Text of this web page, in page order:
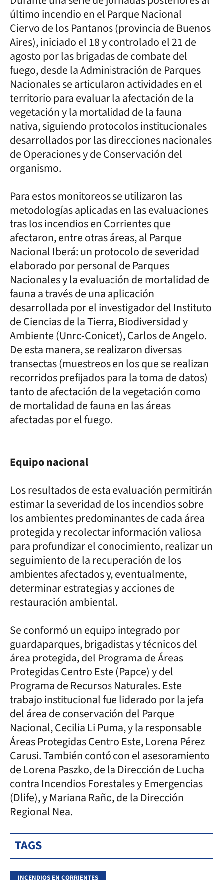
último incendio en el Parque Nacional
Ciervo de los Pantanos (provincia de Buenos
Aires), iniciado el 18 y controlado el 21 de
agosto por las brigadas de combate del
fuego, desde la Administración de Parques
Nacionales se articularon actividades en el
territorio para evaluar la afectación de la
vegetación y la mortalidad de la fauna
nativa, siguiendo protocolos institucionales
desarrollados por las direcciones nacionales
de Operaciones y de Conservación del
organismo.
Para estos monitoreos se utilizaron las
metodologías aplicadas en las evaluaciones
tras los incendios en Corrientes que
afectaron, entre otras áreas, al Parque
Nacional Iberá: un protocolo de severidad
elaborado por personal de Parques
Nacionales y la evaluación de mortalidad de
fauna a través de una aplicación
desarrollada por el investigador del Instituto
de Ciencias de la Tierra, Biodiversidad y
Ambiente (Unrc-Conicet), Carlos de Angelo.
De esta manera, se realizaron diversas
transectas (muestreos en los que se realizan
recorridos prefijados para la toma de datos)
tanto de afectación de la vegetación como
de mortalidad de fauna en las áreas
afectadas por el fuego.
Equipo nacional
Los resultados de esta evaluación permitirán
estimar la severidad de los incendios sobre
los ambientes predominantes de cada área
protegida y recolectar información valiosa
para profundizar el conocimiento, realizar un
seguimiento de la recuperación de los
ambientes afectados y, eventualmente,
determinar estrategias y acciones de
restauración ambiental.
Se conformó un equipo integrado por
guardaparques, brigadistas y técnicos del
área protegida, del Programa de Áreas
Protegidas Centro Este (Papce) y del
Programa de Recursos Naturales. Este
trabajo institucional fue liderado por la jefa
del área de conservación del Parque
Nacional, Cecilia Li Puma, y la responsable
Áreas Protegidas Centro Este, Lorena Pérez
Carusi. También contó con el asesoramiento
de Lorena Paszko, de la Dirección de Lucha
contra Incendios Forestales y Emergencias
(Dlife), y Mariana Raño, de la Dirección
Regional Nea.
TAGS
INCENDIOS EN CORRIENTES